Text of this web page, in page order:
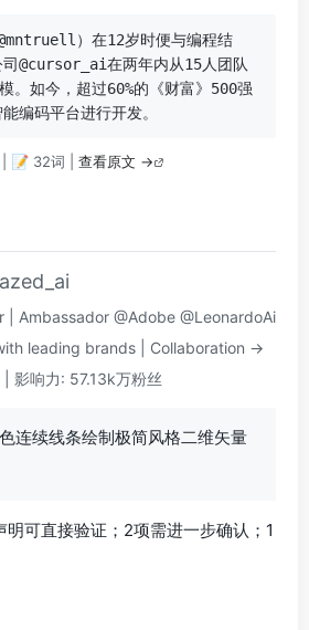
）在12岁时便与编程结
司@cursor_ai在两年内从15人团队
。如今，超过60%的《财富》500强
编码平台进行开发。
📝 32词 | 查看原文 →
| Ambassador @Adobe @LeonardoAi
leading brands | Collaboration →
| 影响力: 57.13k万粉丝
连续线条绘制极简风格二维矢量
明可直接验证；2项需进一步确认；1